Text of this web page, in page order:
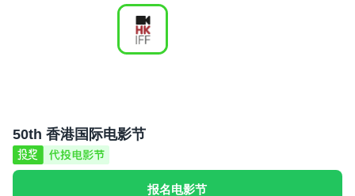
50th 香港国际电影节
报名电影节